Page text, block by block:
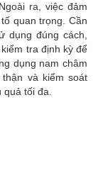
ra, việc đảm
quan trọng. Cần
dụng đúng cách,
tra định kỳ để
dụng nam châm
và kiểm soát
tối đa.